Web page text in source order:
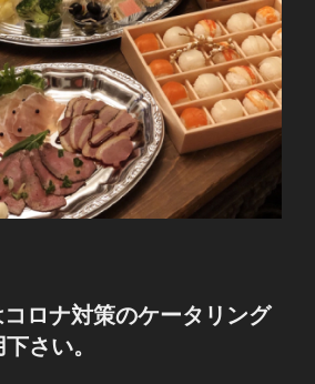
ロナ対策のケータリング
さい。